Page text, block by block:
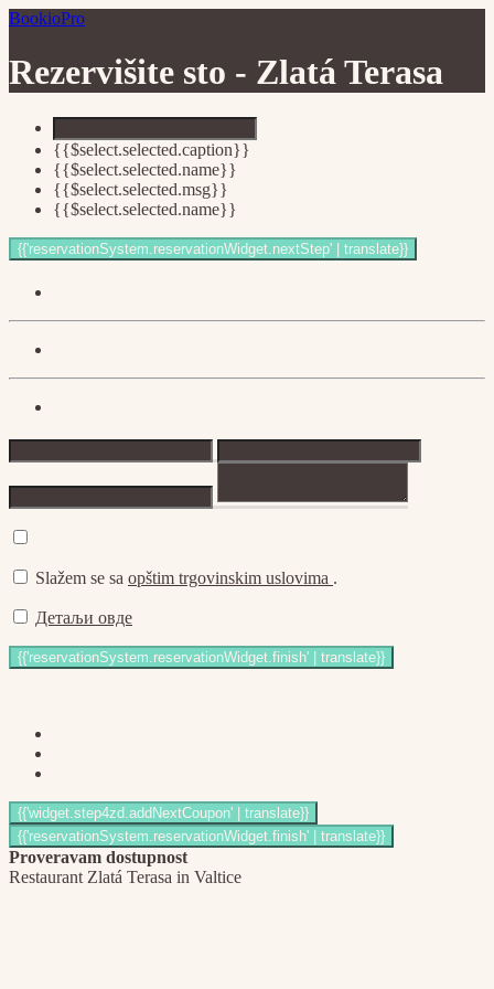
BookioPro
Rezervišite sto - Zlatá Terasa
{{$select.selected.caption}}
{{$select.selected.name}}
{{$select.selected.msg}}
{{$select.selected.name}}
Slažem se sa opštim trgovinskim uslovima .
Детаљи овде
Proveravam dostupnost
Restaurant Zlatá Terasa in Valtice